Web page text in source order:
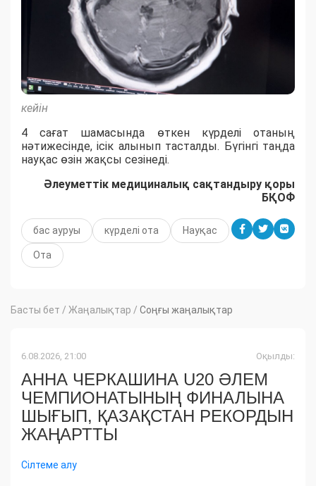
кейін
4 сағат шамасында өткен күрделі отаның
нәтижесінде, ісік алынып тасталды. Бүгінгі таңда
науқас өзін жақсы сезінеді.
Әлеуметтік медициналық сақтандыру қоры
БҚОФ
бас ауруы күрделі ота Науқас
Ота
Басты бет / Жаңалықтар / Соңғы жаңалықтар
6.08.2026, 21:00 Оқылды:
АННА ЧЕРКАШИНА U20 ӘЛЕМ
ЧЕМПИОНАТЫНЫҢ ФИНАЛЫНА
ШЫҒЫП, ҚАЗАҚСТАН РЕКОРДЫН
ЖАҢАРТТЫ
Сілтеме алу